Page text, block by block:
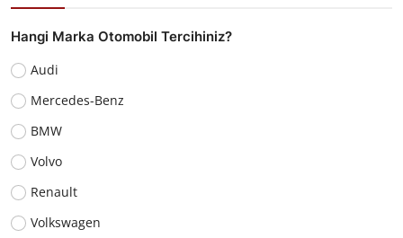
Hangi Marka Otomobil Tercihiniz?
Audi
Mercedes-Benz
BMW
Volvo
Renault
Volkswagen